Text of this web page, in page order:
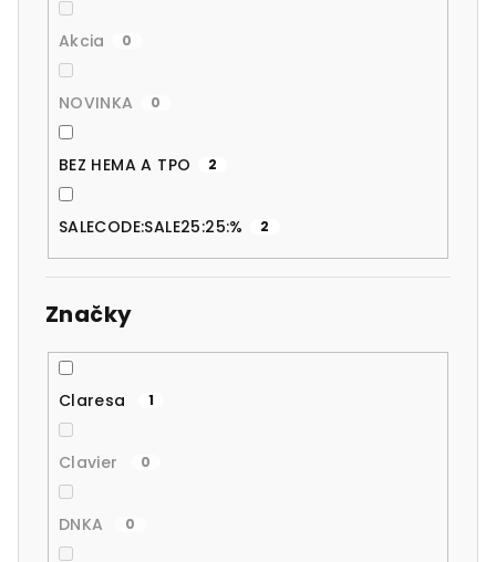
Akcia 0
NOVINKA 0
BEZ HEMA A TPO 2
SALECODE:SALE25:25:% 2
Značky
Claresa 1
Clavier 0
DNKA 0